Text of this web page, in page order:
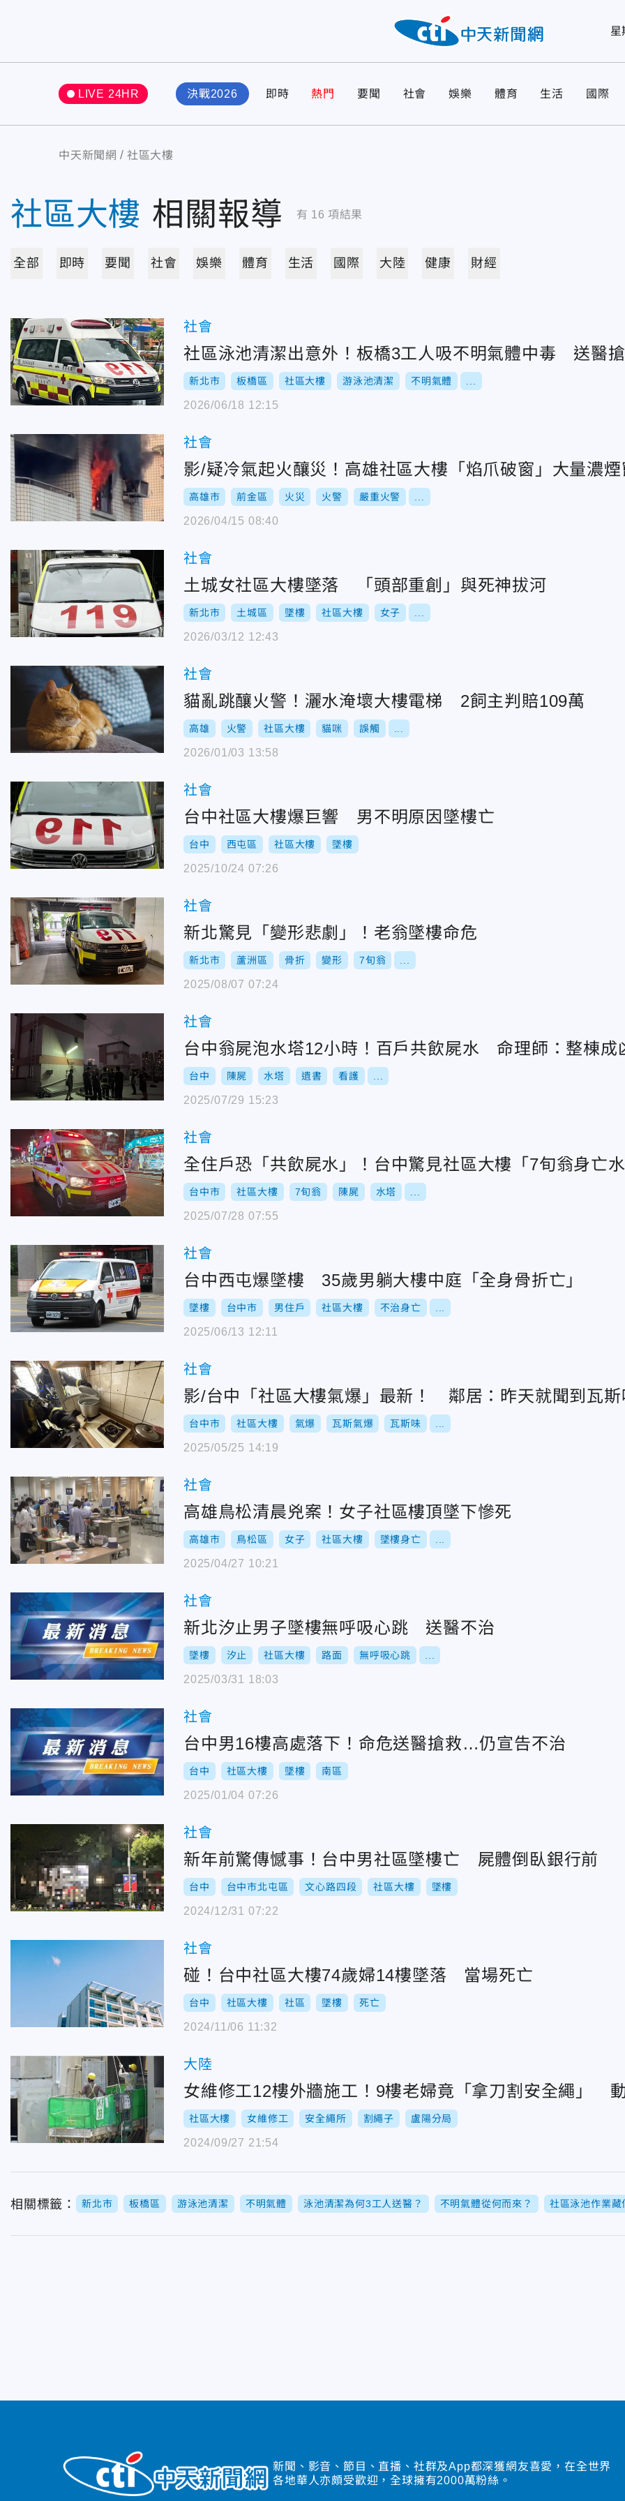
星
LIVE 24HR 決戰2026 即時 熱門 要聞 社會 娛樂 體育 生活 國際
中天新聞網 社區大樓
社區大樓 相關報導 有 16 項結果
全部 即時 要聞 社會 娛樂 體育 生活 國際 大陸 健康 財經
社會
社區泳池清潔出意外！板橋3工人吸不明氣體中毒 送醫
新北市 板橋區 社區大樓 游泳池清潔 不明氣體
2026/06/18 12:15
社會
影/疑冷氣起火釀災！高雄社區大樓「焰爪破窗」大量濃煙
高雄市 前金區 火災 火警 嚴重火警
2026/04/15 08:40
社會
土城女社區大樓墜落 「頭部重創」與死神拔河
新北市 土城區 墜樓 社區大樓 女子
2026/03/12 12:43
社會
貓亂跳釀火警！灑水淹壞大樓電梯 2飼主判賠109萬
高雄 火警 社區大樓 貓咪 誤觸
2026/01/03 13:58
社會
台中社區大樓爆巨響 男不明原因墜樓亡
台中 西屯區 社區大樓 墜樓
2025/10/24 07:26
社會
新北驚見「變形悲劇」！老翁墜樓命危
新北市 蘆洲區 骨折 變形 7旬翁
2025/08/07 07:24
社會
台中翁屍泡水塔12小時！百戶共飲屍水 命理師：整棟成
台中 陳屍 水塔 遺書 看護
2025/07/29 15:23
社會
全住戶恐「共飲屍水」！台中驚見社區大樓「7旬翁身亡
台中市 社區大樓 7旬翁 陳屍 水塔
2025/07/28 07:55
社會
台中西屯爆墜樓 35歲男躺大樓中庭「全身骨折亡」
墜樓 台中市 男住戶 社區大樓 不治身亡
2025/06/13 12:11
社會
影/台中「社區大樓氣爆」最新！ 鄰居：昨天就聞到瓦斯
台中市 社區大樓 氣爆 瓦斯氣爆 瓦斯味
2025/05/25 14:19
社會
高雄鳥松清晨兇案！女子社區樓頂墜下慘死
高雄市 鳥松區 女子 社區大樓 墜樓身亡
2025/04/27 10:21
社會
新北汐止男子墜樓無呼吸心跳 送醫不治
墜樓 汐止 社區大樓 路面 無呼吸心跳
2025/03/31 18:03
社會
台中男16樓高處落下！命危送醫搶救…仍宣告不治
台中 社區大樓 墜樓 南區
2025/01/04 07:26
社會
新年前驚傳憾事！台中男社區墜樓亡 屍體倒臥銀行前
台中 台中市北屯區 文心路四段 社區大樓 墜樓
2024/12/31 07:22
社會
碰！台中社區大樓74歲婦14樓墜落 當場死亡
台中 社區大樓 社區 墜樓 死亡
2024/11/06 11:32
大陸
女維修工12樓外牆施工！9樓老婦竟「拿刀割安全繩」
社區大樓 女維修工 安全繩所 割繩子 盧陽分局
2024/09/27 21:54
相關標籤： 新北市 板橋區 游泳池清潔 不明氣體 泳池清潔為何3工人送醫？ 不明氣體從何而來？ 社區泳池作業藏
新聞、影音、節目、直播、社群及App都深獲網友喜愛，在全世界
各地華人亦頗受歡迎，全球擁有2000萬粉絲。